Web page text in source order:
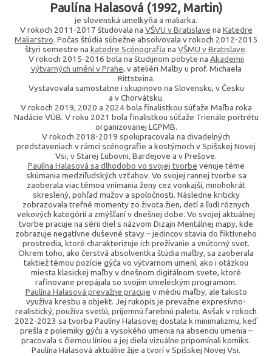
Paulína Halasová (1992, Martin)
je slovenská umelkyňa a maliarka.
V rokoch 2011-2017 študovala na VŠVU v Bratislave na Katedre
Maliarstvo. Počas štúdia súbežne absolvovala v rokoch 2012-2015
štyri semestre na katedre Scénografia na VŠMU v Bratislave.
V rokoch 2015-2016 bola na študijnom pobyte na Akademii
výtvarných umění v Prahe, v ateliéri Malby u prof. Michaela
Rittsteina.
Vystavovala samostatne i skupinovo na Slovensku, v Česku
a v Chorvátsku.
V rokoch 2019, 2020 a 2024 bola finalistkou súťaže Maľba roka
Nadácie VÚB. V roku 2021 bola finalistkou súťaže Trienále portrétu
organizovanej LGPMB.
V rokoch 2018-2019 spolupracovala na divadelných
predstaveniach v rámci scénografie a kostýmoch v Spišskej Novej
Vsi, v Starej Ľubovni, Bardejove a v Prešove.
Paulína Halasová sa dlhodobo vo svojej tvorbe venuje téme
skúmania medziľudských vzťahov. Vo svojej rannej tvorbe sa
zaoberala viac témou vnímania ženy cez vonkajší, mnohokrát
skreslený, pohľad mužov a spoločnosti. Následne kriticky
zobrazovala trefné momenty zo života žien, detí a ľudí rôznych
vekových kategórií a zmýšľaní v dnešnej dobe. Vo svojej aktuálnej
tvorbe pracuje na sérii diel s názvom Dizajn Mentálnej mapy, kde
zobrazuje negatívne duševné stavy – jedincov stavia do fiktívneho
prostredia, ktoré charakterizuje ich prežívanie a vnútorný svet.
Okrem toho, ako čerstvá absolventka štúdia maľby, sa zaoberala
taktiež témou pozície gýča vo výtvarnom umení, ako i otázkou
miesta klasickej maľby v dnešnom digitálnom svete, ktoré
rafinovane prepájala so svojím umeleckým programom.
Paulína Halasová prevažne pracuje v médiu maľby, ale takisto
využíva kresbu a objekt. Jej rukopis je prevažne expresívno-
realistický, používa svetlú, príjemnú farebnú paletu. Avšak v rokoch
2022-2023 sa tvorba Paulíny Halasovej dostala k minimalizmu, keď
prešla z polemiky gýču a vysokého umenia na absenciu umenia –
pracovala s čiernou líniou a jej diela vizuálne pripomínali komiks.
Paulína Halasová aktuálne žije a tvorí v Spišskej Novej Vsi.